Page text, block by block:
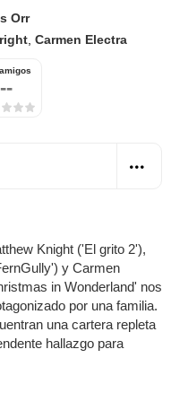
Orr
Carmen Electra
--
Knight ('El grito 2'),
y Carmen
in Wonderland' nos
por una familia.
una cartera repleta
hallazgo para